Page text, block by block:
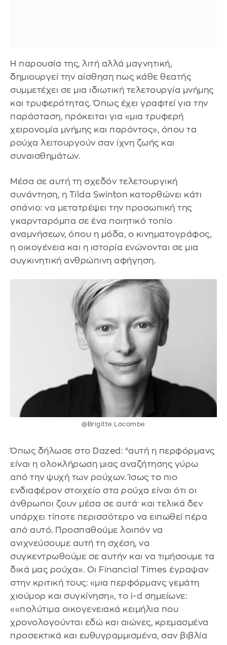
Η παρουσία της, λιτή αλλά μαγνητική,
δημιουργεί την αίσθηση πως κάθε θεατής
συμμετέχει σε μια ιδιωτική τελετουργία μνήμης
και τρυφερότητας. Όπως έχει γραφτεί για την
παράσταση, πρόκειται για «μια τρυφερή
χειρονομία μνήμης και παρόντος», όπου τα
ρούχα λειτουργούν σαν ίχνη ζωής και
συναισθημάτων.
Μέσα σε αυτή τη σχεδόν τελετουργική
συνάντηση, η Tilda Swinton κατορθώνει κάτι
σπάνιο: να μετατρέψει την προσωπική της
γκαρνταρόμπα σε ένα ποιητικό τοπίο
αναμνήσεων, όπου η μόδα, ο κινηματογράφος,
η οικογένεια και η ιστορία ενώνονται σε μια
συγκινητική ανθρώπινη αφήγηση.
@Brigitte Lacombe
Όπως δήλωσε στο Dazed: “αυτή η περφόρμανς
είναι η ολοκλήρωση μιας αναζήτησης γύρω
από την ψυχή των ρούχων. Ίσως το πιο
ενδιαφέρον στοιχείο στα ρούχα είναι ότι οι
άνθρωποι ζουν μέσα σε αυτά· και τελικά δεν
υπάρχει τίποτε περισσότερο να ειπωθεί πέρα
από αυτό. Προσπαθούμε λοιπόν να
ανιχνεύσουμε αυτή τη σχέση, να
συγκεντρωθούμε σε αυτήν και να τιμήσουμε τα
δικά μας ρούχα». Οι Financial Times έγραψαν
στην κριτική τους: «μια περφόρμανς γεμάτη
χιούμορ και συγκίνηση», το i-d σημείωνε:
««πολύτιμα οικογενειακά κειμήλια που
χρονολογούνται εδώ και αιώνες, κρεμασμένα
προσεκτικά και ευθυγραμμισμένα, σαν βιβλία